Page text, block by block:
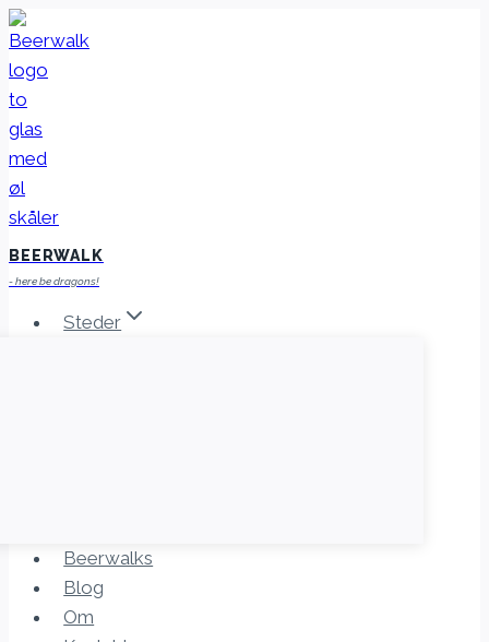
Fortsæt
til
indhold
BEERWALK
- here be dragons!
Steder
Beerwalks
Blog
Om